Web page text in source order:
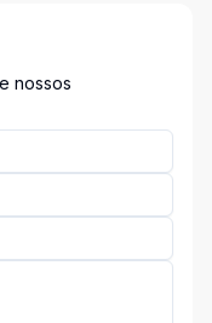
nossos